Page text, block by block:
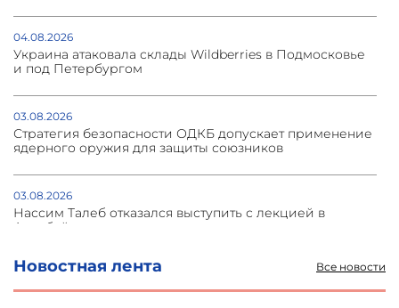
Новостная лента Все новости
04.08.2026
Украина атаковала склады Wildberries в Подмосковье
и под Петербургом
03.08.2026
Стратегия безопасности ОДКБ допускает применение
ядерного оружия для защиты союзников
03.08.2026
Нассим Талеб отказался выступить с лекцией в
Азербайджане
31.07.2026
Сотрудничество и очереди – детали визита главы